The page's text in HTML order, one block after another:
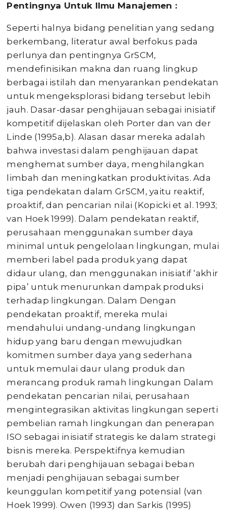
Pentingnya Untuk Ilmu Manajemen :
Seperti halnya bidang penelitian yang sedang
berkembang, literatur awal berfokus pada
perlunya dan pentingnya GrSCM,
mendefinisikan makna dan ruang lingkup
berbagai istilah dan menyarankan pendekatan
untuk mengeksplorasi bidang tersebut lebih
jauh. Dasar-dasar penghijauan sebagai inisiatif
kompetitif dijelaskan oleh Porter dan van der
Linde (1995a,b). Alasan dasar mereka adalah
bahwa investasi dalam penghijauan dapat
menghemat sumber daya, menghilangkan
limbah dan meningkatkan produktivitas. Ada
tiga pendekatan dalam GrSCM, yaitu reaktif,
proaktif, dan pencarian nilai (Kopicki et al. 1993;
van Hoek 1999). Dalam pendekatan reaktif,
perusahaan menggunakan sumber daya
minimal untuk pengelolaan lingkungan, mulai
memberi label pada produk yang dapat
didaur ulang, dan menggunakan inisiatif ‘akhir
pipa’ untuk menurunkan dampak produksi
terhadap lingkungan. Dalam Dengan
pendekatan proaktif, mereka mulai
mendahului undang-undang lingkungan
hidup yang baru dengan mewujudkan
komitmen sumber daya yang sederhana
untuk memulai daur ulang produk dan
merancang produk ramah lingkungan Dalam
pendekatan pencarian nilai, perusahaan
mengintegrasikan aktivitas lingkungan seperti
pembelian ramah lingkungan dan penerapan
ISO sebagai inisiatif strategis ke dalam strategi
bisnis mereka. Perspektifnya kemudian
berubah dari penghijauan sebagai beban
menjadi penghijauan sebagai sumber
keunggulan kompetitif yang potensial (van
Hoek 1999). Owen (1993) dan Sarkis (1995)